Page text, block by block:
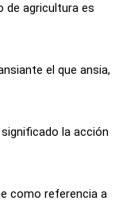
de agricultura es
el que ansia,
la acción
como referencia a